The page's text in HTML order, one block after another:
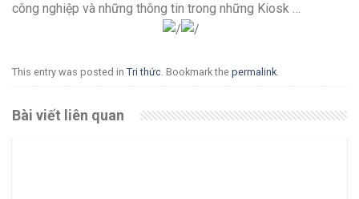
công nghiệp và những thông tin trong những Kiosk …
This entry was posted in Tri thức . Bookmark the permalink
Bài viết liên quan